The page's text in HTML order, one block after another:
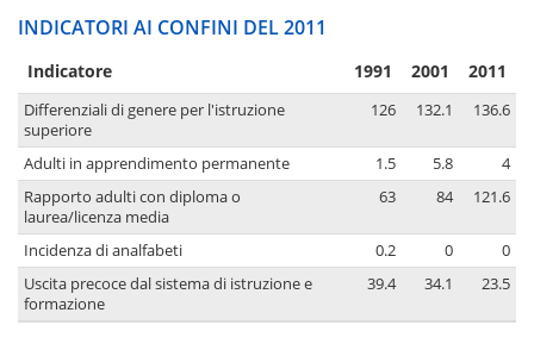
INDICATORI AI CONFINI DEL 2011
Indicatore 1991 2001 2011
Differenziali di genere per l'istruzione
superiore
126 132.1 136.6
Adulti in apprendimento permanente 1.5 5.8
4
Rapporto adulti con diploma o
laurea/licenza media
63 84 121.6
Incidenza di analfabeti 0.2 0
0
Uscita precoce dal sistema di istruzione e
formazione
39.4 34.1 23.5